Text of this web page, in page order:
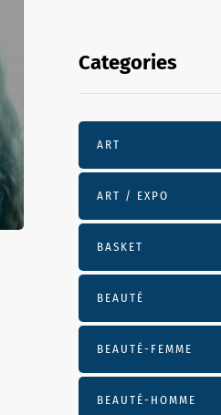
Categories
ART
ART / EXPO
BASKET
BEAUTÉ
BEAUTÉ-FEMME
BEAUTÉ-HOMME